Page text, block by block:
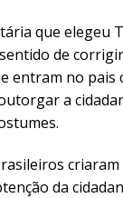
que elegeu
de
entram no
a
da